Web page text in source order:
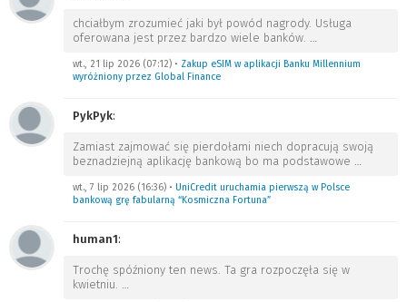
chciałbym zrozumieć jaki był powód nagrody. Usługa
oferowana jest przez bardzo wiele banków. …
wt., 21 lip 2026 (07:12) • Zakup eSIM w aplikacji Banku Millennium
wyróżniony przez Global Finance
PykPyk:
Zamiast zajmować się pierdołami niech dopracują swoją
beznadziejną aplikację bankową bo ma podstawowe …
wt., 7 lip 2026 (16:36) • UniCredit uruchamia pierwszą w Polsce
bankową grę fabularną “Kosmiczna Fortuna”
human1:
Trochę spóźniony ten news. Ta gra rozpoczęła się w
kwietniu. …